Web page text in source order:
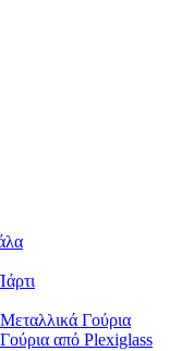
Μεταλλικά Γούρια
Γούρια από Plexiglass